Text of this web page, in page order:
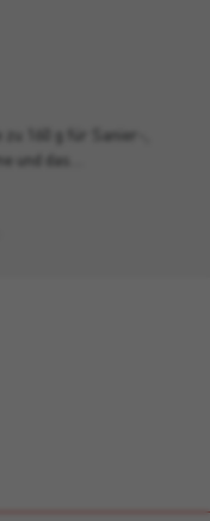
160 g für Sanier-,
und das…